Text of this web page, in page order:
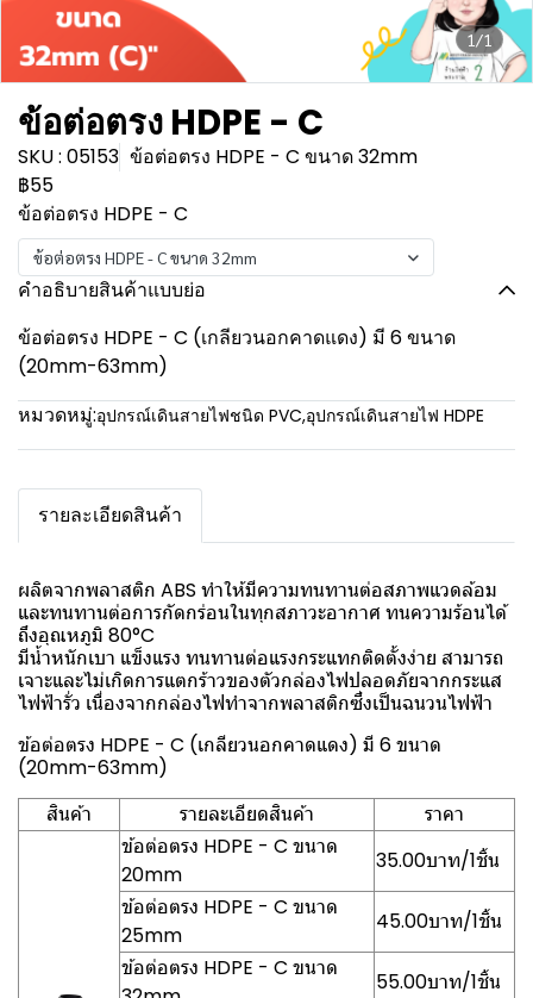
1/1
ข้อต่อตรง HDPE - C
SKU : 05153 ข้อต่อตรง HDPE - C ขนาด 32mm
฿55
ข้อต่อตรง HDPE - C
ข้อต่อตรง HDPE - C ขนาด 32mm
คำอธิบายสินค้าแบบย่อ
ข้อต่อตรง HDPE - C (เกลียวนอกคาดแดง) มี 6 ขนาด
(20mm-63mm)
หมวดหมู่:อุปกรณ์เดินสายไฟชนิด PVC,อุปกรณ์เดินสายไฟ HDPE
รายละเอียดสินค้า
ผลิตจากพลาสติก ABS ทำให้มีความทนทานต่อสภาพแวดล้อม
และทนทานต่อการกัดกร่อนในทุกสภาวะอากาศ ทนความร้อนได้
ถึงอุณหภูมิ 80°C
มีน้ำหนักเบา แข็งแรง ทนทานต่อแรงกระแทกติดตั้งง่าย สามารถ
เจาะและไม่เกิดการแตกร้าวของตัวกล่องไฟปลอดภัยจากกระแส
ไฟฟ้ารั่ว เนื่องจากกล่องไฟทำจากพลาสติกซึ่งเป็นฉนวนไฟฟ้า
ข้อต่อตรง HDPE - C (เกลียวนอกคาดแดง) มี 6 ขนาด
(20mm-63mm)
สินค้า
รายละเอียดสินค้า
ราคา
ข้อต่อตรง HDPE - C ขนาด
20mm
35.00บาท/1ชิ้น
ข้อต่อตรง HDPE - C ขนาด
25mm
45.00บาท/1ชิ้น
ข้อต่อตรง HDPE - C ขนาด
55.00บาท/1ชิ้น